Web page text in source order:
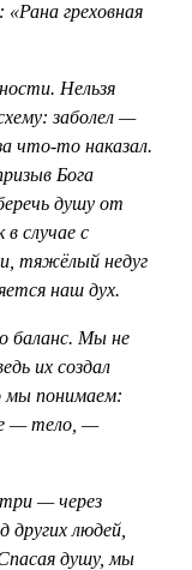
греховная
Нельзя
заболел —
что-то наказал.
Бога
душу от
случае с
тяжёлый недуг
наш дух.
баланс. Мы не
их создал
мы понимаем:
— тело, —
— через
других людей,
душу, мы